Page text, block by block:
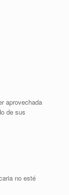
aprovechada
de sus
no esté